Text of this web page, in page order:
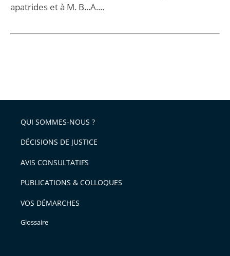
apatrides et à M. B...A....
QUI SOMMES-NOUS ?
DÉCISIONS DE JUSTICE
AVIS CONSULTATIFS
PUBLICATIONS & COLLOQUES
VOS DÉMARCHES
Glossaire